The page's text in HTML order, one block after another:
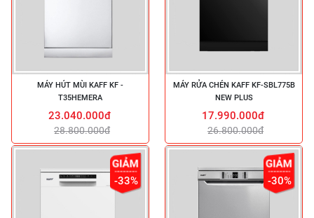
MÁY HÚT MÙI KAFF KF -
T35HEMERA
23.040.000đ
28.800.000đ
MÁY RỬA CHÉN KAFF KF-SBL775B
NEW PLUS
17.990.000đ
26.800.000đ
-33% -30%